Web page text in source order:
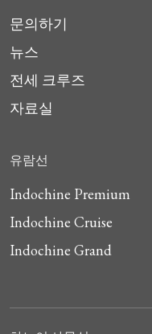
문의하기
뉴스
전세 크루즈
자료실
유람선
Indochine Premium
Indochine Cruise
Indochine Grand